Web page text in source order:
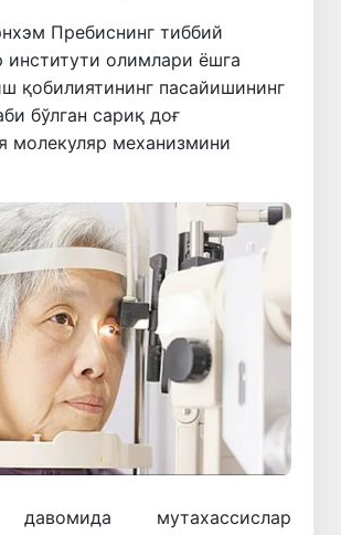
Пребиснинг тиббий
институти олимлари ёшга
қобилиятининг пасайишининг
бўлган сариқ доғ
молекуляр механизмини
давомида мутахассислар